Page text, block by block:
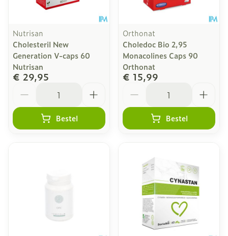
Nutrisan
Cholesteril New
Generation V-caps 60
Nutrisan
€ 29,95
Bestel
Orthonat
Choledoc Bio 2,95
Monacolines Caps 90
Orthonat
€ 15,99
Bestel